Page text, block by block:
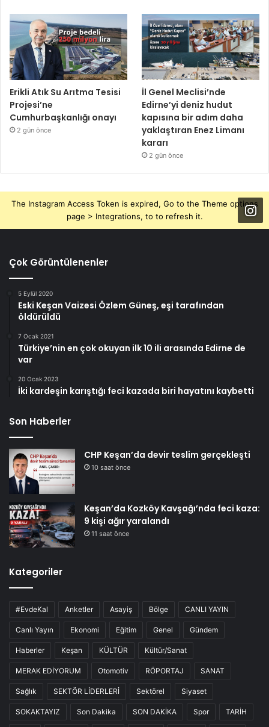
Erikli Atık Su Arıtma Tesisi
Projesi’ne
Cumhurbaşkanlığı onayı
2 gün önce
İl Genel Meclisi’nde
Edirne’yi deniz hudut
kapısına bir adım daha
yaklaştıran Enez Limanı
kararı
2 gün önce
The Instagram Access Token is expired, Go to the Theme options
page > Integrations, to to refresh it.
Çok Görüntülenenler
5 Eylül 2020
Eski Keşan Vaizesi Özlem Güneş, eşi tarafından
öldürüldü
7 Ocak 2021
Türkiye’nin en çok okuyan ilk 10 ili arasında Edirne de
var
20 Ocak 2023
İki kardeşin karıştığı feci kazada biri hayatını kaybetti
Son Haberler
CHP Keşan’da devir teslim gerçekleşti
10 saat önce
Keşan’da Kozköy Kavşağı’nda feci kaza:
9 kişi ağır yaralandı
11 saat önce
Kategoriler
#EvdeKal Anketler Asayiş Bölge CANLI YAYIN
Canlı Yayın Ekonomi Eğitim Genel Gündem
Haberler Keşan KÜLTÜR Kültür/Sanat
MERAK EDİYORUM Otomotiv RÖPORTAJ SANAT
Sağlık SEKTÖR LİDERLERİ Sektörel Siyaset
SOKAKTAYIZ Son Dakika SON DAKİKA Spor TARİH